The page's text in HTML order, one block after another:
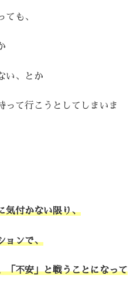
ても、
い、とか
って行こうとしてしまいま
気付かない限り、
ョンで、
「不安」と戦うことになって